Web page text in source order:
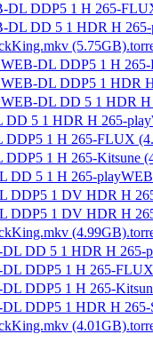
DL DDP5 1 H 265-
DL DD 5 1 HDR H
DL DDP5 1 H
DL DDP5 1 HDR
DL DD 5 1 HDR
5 1 HDR H 265-
DDP5 1 H 265-FLUX
1 H 265-Kitsune
DD 5 1 H 265-
DDP5 1 DV HDR H
DDP5 1 DV HDR H
DD 5 1 HDR H 265-
DL DDP5 1 H 265-
DDP5 1 H 265-
DDP5 1 HDR H